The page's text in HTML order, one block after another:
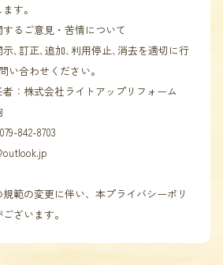
す。
るご意見・苦情について
､訂正､追加､利用停止､消去を適切に行
い合わせください。
：株式会社ライトアップリフォーム
842-8703
範の変更に伴い、本プライバシーポリ
ざいます。